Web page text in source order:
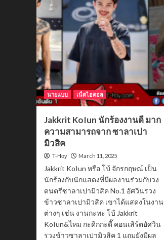
นายแบบ เน็ตไอดอล
Jakkrit KoIun นักร้องงานดี มาก
ความสามารถจาก ซาลาเปา
มิวสิค
T-Hoy March 11, 2025
Jakkrit KoIun หรือ โบ้ จักรกฤษณ์ เป็น
นักร้องกับนักแสดงที่มีผลงานร่วมกับวง
ดนตรีซาลาเปามิวสิค No.1 อัศวินรวง
ข้าวซาลาเปามิวสิค เขาได้แสดงในงาน
ต่างๆ เช่น งานกะทะ โบ้ Jakkrit
KoIun&ไหม กะดิกกะดี๊ คอนเสิร์ตอัศวิน
รวงข้าวซาลาเปามิวสิค 1 แถมยังมีผล